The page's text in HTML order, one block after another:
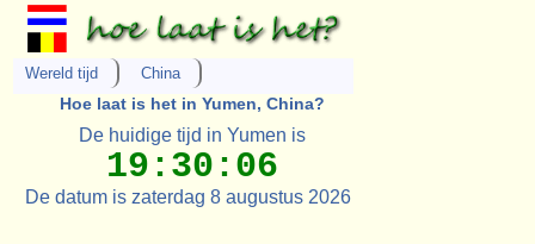
Wereld tijd China
Hoe laat is het in Yumen, China?
De huidige tijd in Yumen is
19:30:06
De datum is zaterdag 8 augustus 2026